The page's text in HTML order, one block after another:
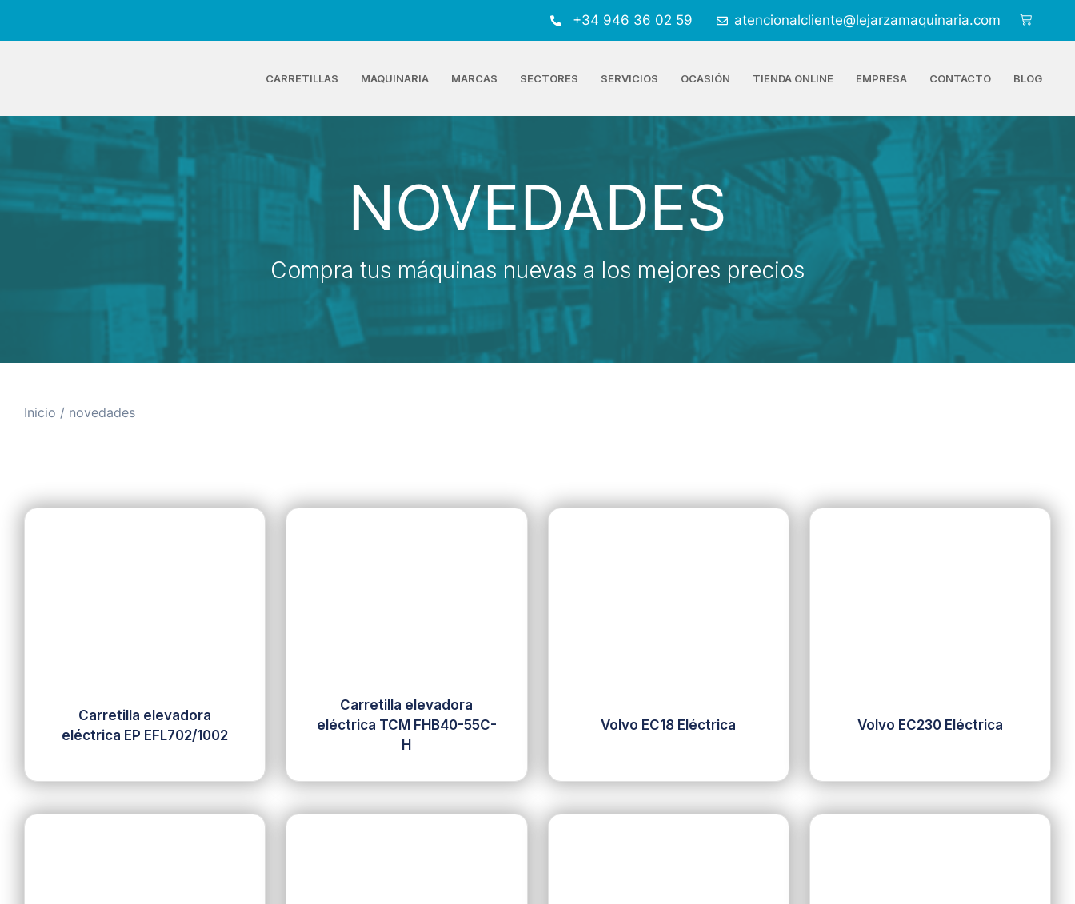
+34 946 36 02 59 atencionalcliente@lejarzamaquinaria.com
CARRETILLAS MAQUINARIA MARCAS SECTORES SERVICIOS OCASIÓN TIENDA ONLINE EMPRESA CONTACTO BLOG
NOVEDADES
Compra tus máquinas nuevas a los mejores precios
Inicio / novedades
Carretilla elevadora
eléctrica EP EFL702/1002
Carretilla elevadora
eléctrica TCM FHB40-55C-
H
Volvo EC18 Eléctrica Volvo EC230 Eléctrica